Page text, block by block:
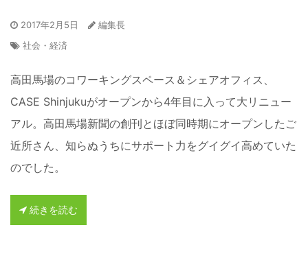
2017年2月5日
編集長
社会・経済
高田馬場のコワーキングスペース＆シェアオフィス、
CASE Shinjukuがオープンから4年目に入って大リニュー
アル。高田馬場新聞の創刊とほぼ同時期にオープンしたご
近所さん、知らぬうちにサポート力をグイグイ高めていた
のでした。
続きを読む